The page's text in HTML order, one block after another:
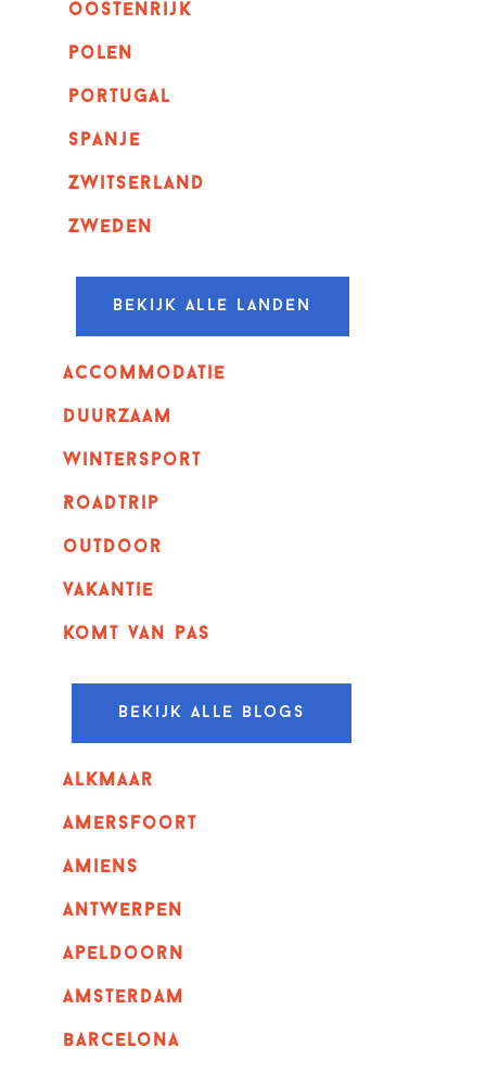
oostenrijk
polen
portugal
spanje
zwitserland
zweden
Bekijk alle landen
Accommodatie
Duurzaam
wintersport
Roadtrip
outdoor
vakantie
komt van pas
Bekijk alle blogs
alkmaar
amersfoort
amiens
Antwerpen
apeldoorn
Amsterdam
barcelona